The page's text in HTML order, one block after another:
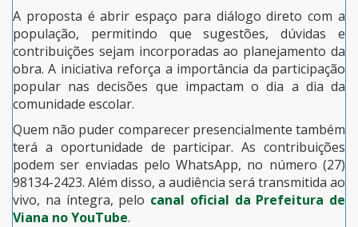
A proposta é abrir espaço para diálogo direto com a
população, permitindo que sugestões, dúvidas e
contribuições sejam incorporadas ao planejamento da
obra. A iniciativa reforça a importância da participação
popular nas decisões que impactam o dia a dia da
comunidade escolar.
Quem não puder comparecer presencialmente também
terá a oportunidade de participar. As contribuições
podem ser enviadas pelo WhatsApp, no número (27)
98134-2423. Além disso, a audiência será transmitida ao
vivo, na íntegra, pelo canal oficial da Prefeitura de
Viana no YouTube.